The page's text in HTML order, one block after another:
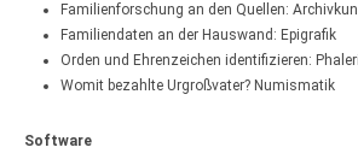
Familienforschung an den Quellen:
Familiendaten an der Hauswand: Epigrafik
Orden und Ehrenzeichen identifizieren:
Womit bezahlte Urgroßvater? Numismatik
Software